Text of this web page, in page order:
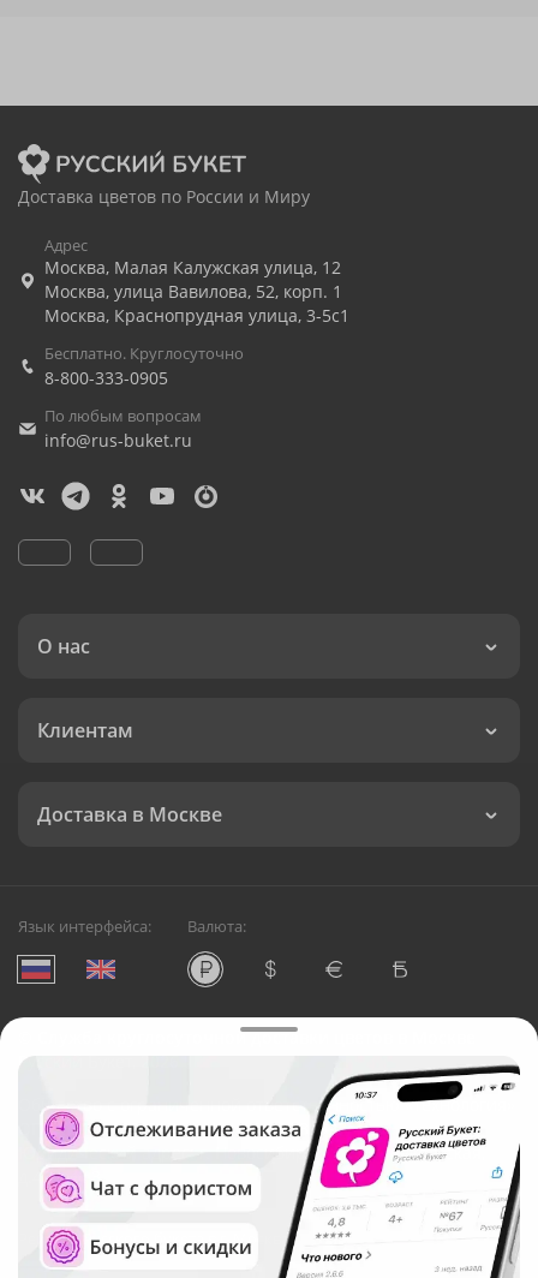
Доставка цветов по России и Миру
Адрес
Москва, Малая Калужская улица, 12
Москва, улица Вавилова, 52, корп. 1
Москва, Краснопрудная улица, 3-5с1
Бесплатно. Круглосуточно
8-800-333-0905
По любым вопросам
info@rus-buket.ru
О нас
Клиентам
Доставка в Москве
Язык интерфейса: Валюта:
Служба круглосуточной доставки цветов в Москве
Русский Букет, 2026
Общество с ограниченной ответственностью «Технология»
ОГРН: 1195476081745, ИНН: 5410081997
Юридический адрес: г. Новосибирск, ул. Ипподромская,
д.42, оф. 3
Рейтинг Русского букета в г. Москва